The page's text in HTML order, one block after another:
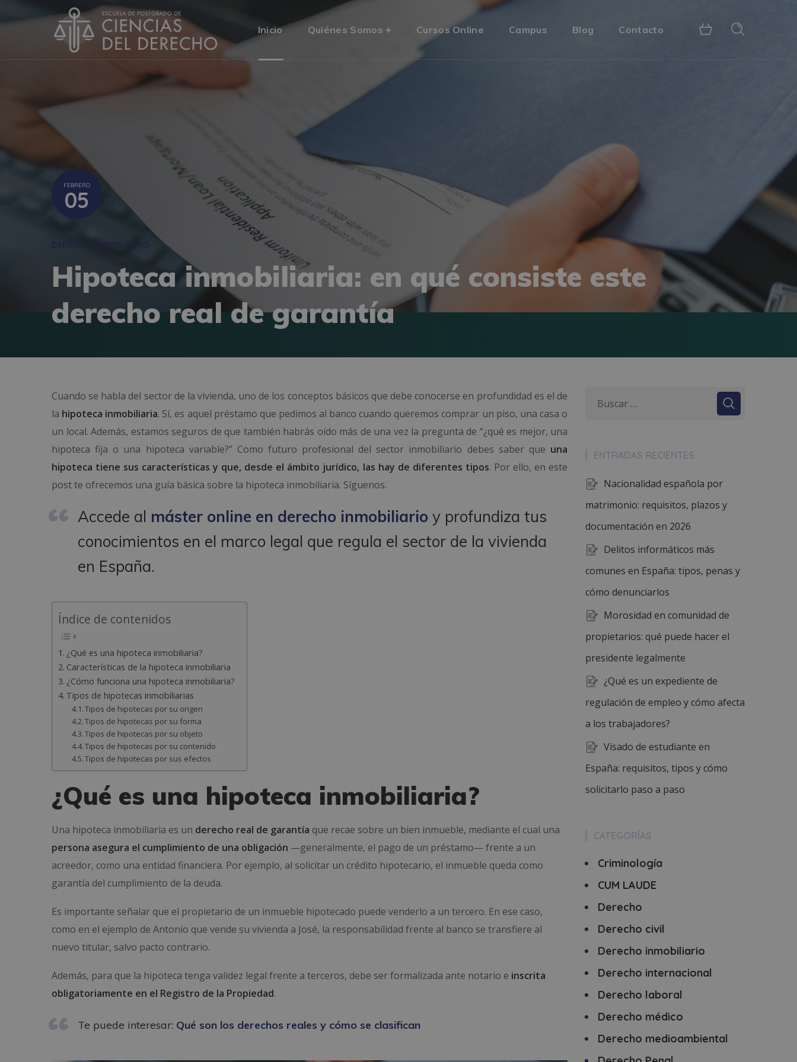
Inicio Quiénes Somos Cursos Online Campus Blog Contacto
FEBRERO
05
DERECHO INMOBILIARIO
Hipoteca inmobiliaria: en qué consiste este
derecho real de garantía
Cuando se habla del sector de la vivienda, uno de los conceptos básicos que debe conocerse en profundidad es el de
la hipoteca inmobiliaria. Sí, es aquel préstamo que pedimos al banco cuando queremos comprar un piso, una casa o
un local. Además, estamos seguros de que también habrás oído más de una vez la pregunta de “¿qué es mejor, una
hipoteca fija o una hipoteca variable?” Como futuro profesional del sector inmobiliario debes saber que una
hipoteca tiene sus características y que, desde el ámbito jurídico, las hay de diferentes tipos. Por ello, en este
post te ofrecemos una guía básica sobre la hipoteca inmobiliaria. Síguenos.
Accede al máster online en derecho inmobiliario y profundiza tus
conocimientos en el marco legal que regula el sector de la vivienda
en España.
Índice de contenidos
¿Qué es una hipoteca inmobiliaria?
Características de la hipoteca inmobiliaria
¿Cómo funciona una hipoteca inmobiliaria?
Tipos de hipotecas inmobiliarias
Tipos de hipotecas por su origen
Tipos de hipotecas por su forma
Tipos de hipotecas por su objeto
Tipos de hipotecas por su contenido
Tipos de hipotecas por sus efectos
¿Qué es una hipoteca inmobiliaria?
Una hipoteca inmobiliaria es un derecho real de garantía que recae sobre un bien inmueble, mediante el cual una
persona asegura el cumplimiento de una obligación —generalmente, el pago de un préstamo— frente a un
acreedor, como una entidad financiera. Por ejemplo, al solicitar un crédito hipotecario, el inmueble queda como
garantía del cumplimiento de la deuda.
Es importante señalar que el propietario de un inmueble hipotecado puede venderlo a un tercero. En ese caso,
como en el ejemplo de Antonio que vende su vivienda a José, la responsabilidad frente al banco se transfiere al
nuevo titular, salvo pacto contrario.
Además, para que la hipoteca tenga validez legal frente a terceros, debe ser formalizada ante notario e inscrita
obligatoriamente en el Registro de la Propiedad.
Te puede interesar: Qué son los derechos reales y cómo se clasifican
ENTRADAS RECIENTES
Nacionalidad española por
matrimonio: requisitos, plazos y
documentación en 2026
Delitos informáticos más
comunes en España: tipos, penas y
cómo denunciarlos
Morosidad en comunidad de
propietarios: qué puede hacer el
presidente legalmente
¿Qué es un expediente de
regulación de empleo y cómo afecta
a los trabajadores?
Visado de estudiante en
España: requisitos, tipos y cómo
solicitarlo paso a paso
CATEGORÍAS
Criminología
CUM LAUDE
Derecho
Derecho civil
Derecho inmobiliario
Derecho internacional
Derecho laboral
Derecho médico
Derecho medioambiental